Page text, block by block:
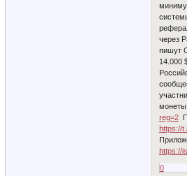
через
пишут
14.000
монеты:
reg=2
https://
https://
0